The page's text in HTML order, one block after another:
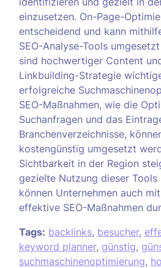
einzusetzen. On-Page-
entscheidend und kann
SEO-Analyse-Tools
sind hochwertiger Content
Linkbuilding-Strategie
erfolgreiche
SEO-Maßnahmen, wie die
Suchanfragen und das
Branchenverzeichnisse,
kostengünstig umgesetzt
Sichtbarkeit in der Region
gezielte Nutzung dieser Tools
können Unternehmen auch
effektive SEO-Maßnahmen
Tags: backlinks, besucher,
keyword planner, günstig,
suchmaschinenoptimierung,